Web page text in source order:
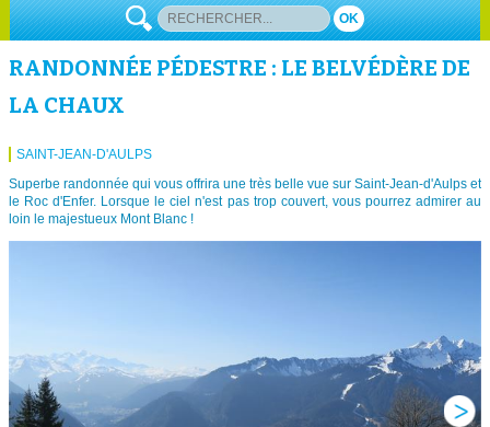
OK
RANDONNÉE PÉDESTRE : LE BELVÉDÈRE DE
LA CHAUX
SAINT-JEAN-D'AULPS
Superbe randonnée qui vous offrira une très belle vue sur Saint-Jean-d'Aulps et
le Roc d'Enfer. Lorsque le ciel n'est pas trop couvert, vous pourrez admirer au
loin le majestueux Mont Blanc !